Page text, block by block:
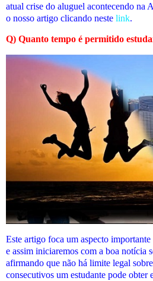
atual crise do aluguel acontecendo na
o nosso artigo clicando neste link.
Q) Quanto tempo é permitido
Este artigo foca um aspecto
e assim iniciaremos com a boa notícia
afirmando que não há limite legal
consecutivos um estudante pode obter